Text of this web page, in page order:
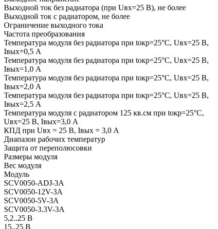
Выходной ток без радиатора (при Uвх=25 В), не более
Выходной ток c радиатором, не более
Ограничение выходного тока
Частота преобразования
Температура модуля без радиатора при tокр=25°С, Uвх=25 В,
Iвых=0,5 А
Температура модуля без радиатора при tокр=25°С, Uвх=25 В,
Iвых=1,0 А
Температура модуля без радиатора при tокр=25°С, Uвх=25 В,
Iвых=2,0 А
Температура модуля без радиатора при tокр=25°С, Uвх=25 В,
Iвых=2,5 А
Температура модуля с радиатором 125 кв.см при tокр=25°С,
Uвх=25 В, Iвых=3,0 А
КПД при Uвх = 25 В, Iвых = 3,0 А
Диапазон рабочих температур
Защита от переполюсовки
Размеры модуля
Вес модуля
Модуль
SCV0050-ADJ-3A
SCV0050-12V-3A
SCV0050-5V-3A
SCV0050-3.3V-3A
5,2..25 В
15..25 В